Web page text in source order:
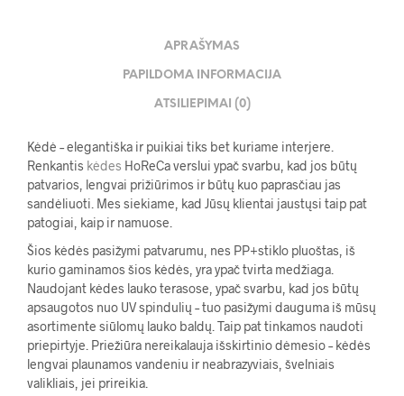
APRAŠYMAS
PAPILDOMA INFORMACIJA
ATSILIEPIMAI (0)
Kėdė – elegantiška ir puikiai tiks bet kuriame interjere.
Renkantis kėdes HoReCa verslui ypač svarbu, kad jos būtų
patvarios, lengvai prižiūrimos ir būtų kuo paprasčiau jas
sandėliuoti. Mes siekiame, kad Jūsų klientai jaustųsi taip pat
patogiai, kaip ir namuose.
Šios kėdės pasižymi patvarumu, nes PP+stiklo pluoštas, iš
kurio gaminamos šios kėdės, yra ypač tvirta medžiaga.
Naudojant kėdes lauko terasose, ypač svarbu, kad jos būtų
apsaugotos nuo UV spindulių – tuo pasižymi dauguma iš mūsų
asortimente siūlomų lauko baldų. Taip pat tinkamos naudoti
priepirtyje. Priežiūra nereikalauja išskirtinio dėmesio – kėdės
lengvai plaunamos vandeniu ir neabrazyviais, švelniais
valikliais, jei prireikia.